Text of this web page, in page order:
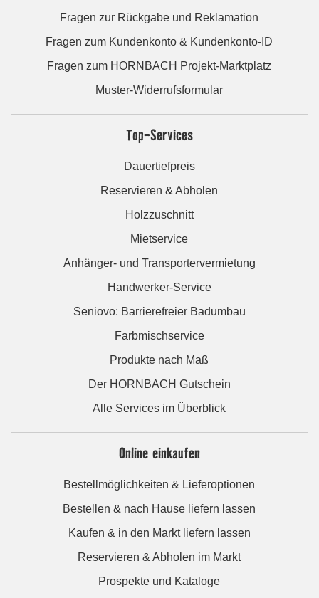
Fragen zur Rückgabe und Reklamation
Fragen zum Kundenkonto & Kundenkonto-ID
Fragen zum HORNBACH Projekt-Marktplatz
Muster-Widerrufsformular
Top-Services
Dauertiefpreis
Reservieren & Abholen
Holzzuschnitt
Mietservice
Anhänger- und Transportervermietung
Handwerker-Service
Seniovo: Barrierefreier Badumbau
Farbmischservice
Produkte nach Maß
Der HORNBACH Gutschein
Alle Services im Überblick
Online einkaufen
Bestellmöglichkeiten & Lieferoptionen
Bestellen & nach Hause liefern lassen
Kaufen & in den Markt liefern lassen
Reservieren & Abholen im Markt
Prospekte und Kataloge